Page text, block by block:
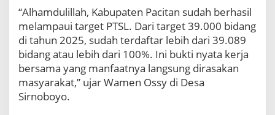
L
H
i
n
g
g
a
3
“Alhamdulillah, Kabupaten Pacitan sudah berhasil
melampaui target PTSL. Dari target 39.000 bidang
di tahun 2025, sudah terdaftar lebih dari 39.089
bidang atau lebih dari 100%. Ini bukti nyata kerja
bersama yang manfaatnya langsung dirasakan
masyarakat,” ujar Wamen Ossy di Desa
Sirnoboyo.